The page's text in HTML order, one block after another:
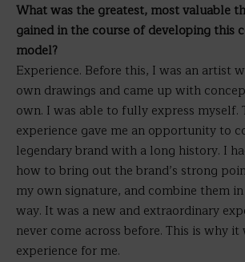
What was the greatest, most valuable
gained in the course of developing this
model?
Experience. Before this, I was an artist
own drawings and came up with
own. I was able to fully express myself.
experience gave me an opportunity to
legendary brand with a long history. I
how to bring out the brand’s strong
my own signature, and combine them
way. It was a new and extraordinary
never come across before. This is why it
experience for me.